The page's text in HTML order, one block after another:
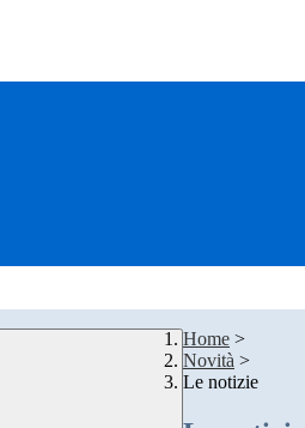
Home >
Novità >
Le notizie